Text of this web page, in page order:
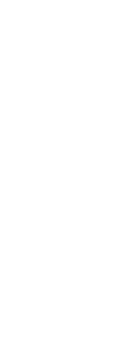
同守护，仙道昌盛。
蛇者许应因看不惯为
全新动画 新作将继承
一开始对韩立悉心培养
，是否真的存留有破
才刚将剑武魂修炼成